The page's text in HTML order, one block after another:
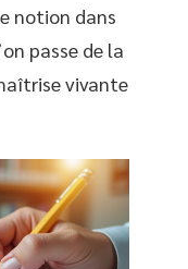
notion dans
passe de la
vivante